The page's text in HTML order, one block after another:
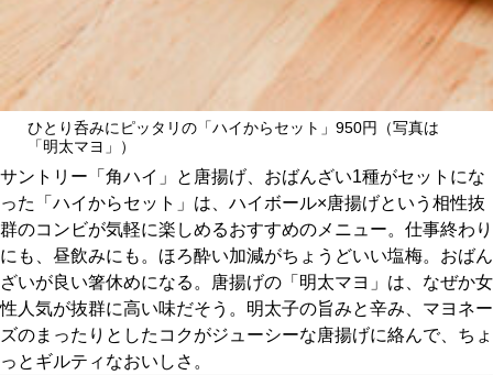
ひとり呑みにピッタリの「ハイからセット」950円（写真は
「明太マヨ」）
サントリー「角ハイ」と唐揚げ、おばんざい1種がセットにな
った「ハイからセット」は、ハイボール×唐揚げという相性抜
群のコンビが気軽に楽しめるおすすめのメニュー。仕事終わり
にも、昼飲みにも。ほろ酔い加減がちょうどいい塩梅。おばん
ざいが良い箸休めになる。唐揚げの「明太マヨ」は、なぜか女
性人気が抜群に高い味だそう。明太子の旨みと辛み、マヨネー
ズのまったりとしたコクがジューシーな唐揚げに絡んで、ちょ
っとギルティなおいしさ。